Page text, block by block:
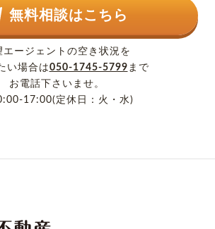
無料相談はこちら
エージェントの空き状況を
い場合は050-1745-5799 まで
お電話下さいませ。
17:00(定休日：火・水)